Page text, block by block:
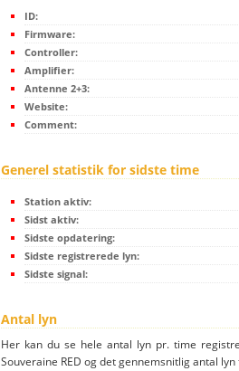
ID:
Firmware:
Controller:
Amplifier:
Antenne 2+3:
Website:
Comment:
Generel statistik for sidste time
Station aktiv:
Sidst aktiv:
Sidste opdatering:
Sidste registrerede lyn:
Sidste signal:
Antal lyn
Her kan du se hele antal lyn pr. time
Souveraine RED og det gennemsnitlig antal